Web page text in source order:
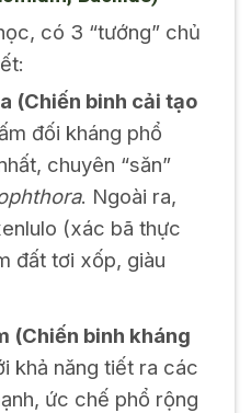
có 3 “tướng” chủ
(Chiến binh cải tạo
đối kháng phổ
chuyên “săn”
. Ngoài ra,
(xác bã thực
đất tơi xốp, giàu
(Chiến binh kháng
khả năng tiết ra các
ức chế phổ rộng